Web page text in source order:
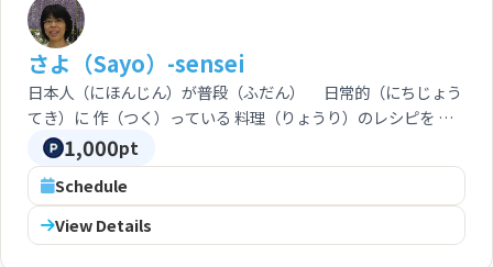
日本人（にほんじん）が普段（ふだん） 日常的（にちじょう
てき）に 作（つく）っている 料理（りょうり）のレシピを つ
かって勉強したり 日本料理（にほんりょうり）の 職人（しょく
にん）さんの つかう表現（ひょうげん）も 教（おし）えます。
さよ（Sayo）-sensei
1,000pt
Schedule
View Details